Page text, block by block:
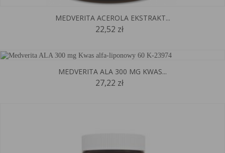
MEDVERITA ACEROLA EKSTRAKT...
22,52 zł
MEDVERITA ALA 300 MG KWAS...
27,22 zł